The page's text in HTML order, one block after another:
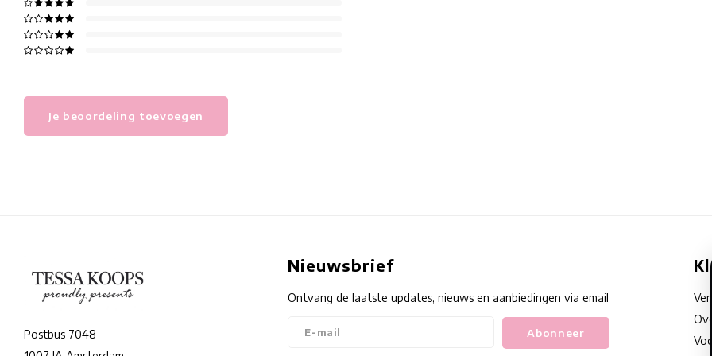
Je beoordeling toevoegen
Postbus 7048
Nieuwsbrief
Ontvang de laatste updates, nieuws en aanbiedingen via email
Abonneer